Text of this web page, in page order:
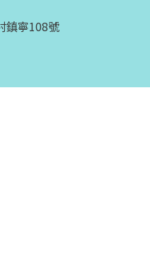
鎮寧108號